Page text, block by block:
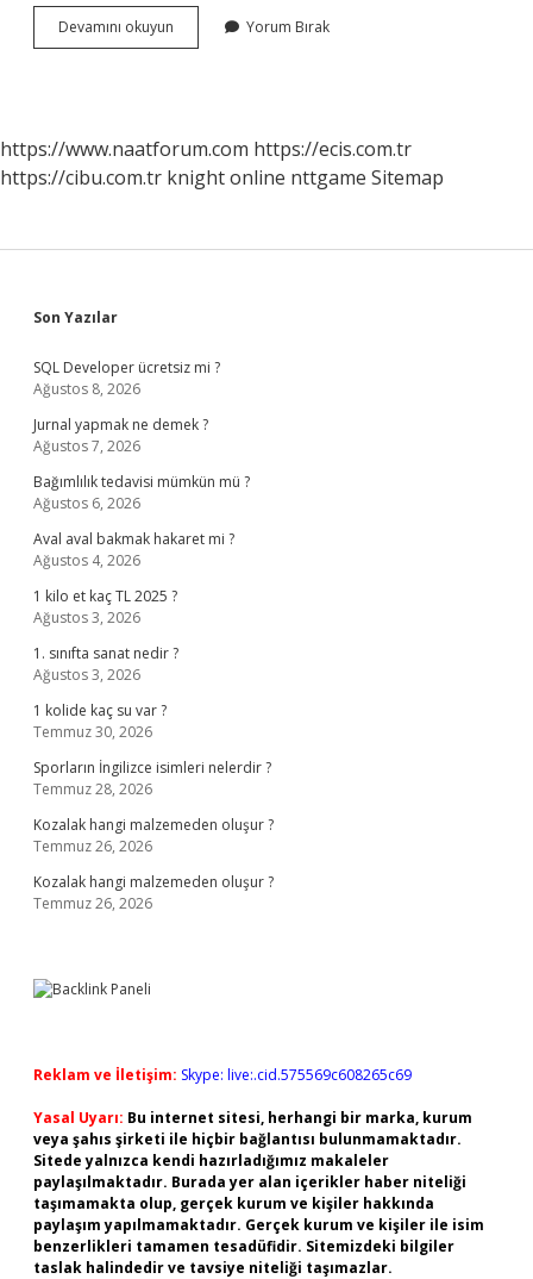
Devamını okuyun
Kesici
Yorum Bırak
https://www.naatforum.com https://ecis.com.tr
https://cibu.com.tr knight online nttgame Sitemap
Sidebar
Son Yazılar
SQL Developer ücretsiz mi ?
Ağustos 8, 2026
Jurnal yapmak ne demek ?
Ağustos 7, 2026
Bağımlılık tedavisi mümkün mü ?
Ağustos 6, 2026
Aval aval bakmak hakaret mi ?
Ağustos 4, 2026
1 kilo et kaç TL 2025 ?
Ağustos 3, 2026
1. sınıfta sanat nedir ?
Ağustos 3, 2026
1 kolide kaç su var ?
Temmuz 30, 2026
Sporların İngilizce isimleri nelerdir ?
Temmuz 28, 2026
Kozalak hangi malzemeden oluşur ?
Temmuz 26, 2026
Kozalak hangi malzemeden oluşur ?
Temmuz 26, 2026
Reklam ve İletişim: Skype: live:.cid.575569c608265c69
Yasal Uyarı: Bu internet sitesi, herhangi bir marka, kurum
veya şahıs şirketi ile hiçbir bağlantısı bulunmamaktadır.
Sitede yalnızca kendi hazırladığımız makaleler
paylaşılmaktadır. Burada yer alan içerikler haber niteliği
taşımamakta olup, gerçek kurum ve kişiler hakkında
paylaşım yapılmamaktadır. Gerçek kurum ve kişiler ile isim
benzerlikleri tamamen tesadüfidir. Sitemizdeki bilgiler
taslak halindedir ve tavsiye niteliği taşımazlar.